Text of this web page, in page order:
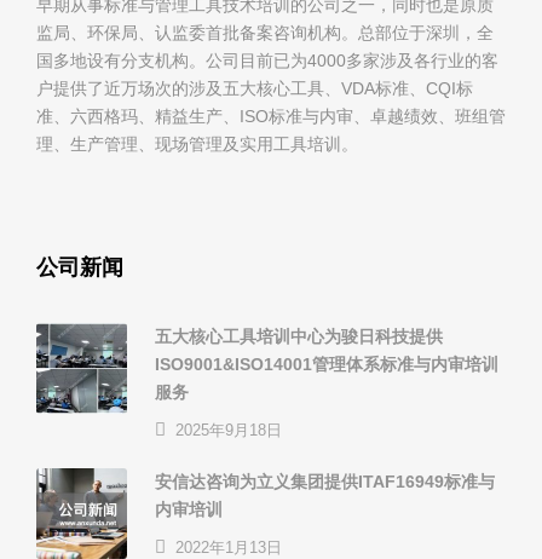
早期从事标准与管理工具技术培训的公司之一，同时也是原质
监局、环保局、认监委首批备案咨询机构。总部位于深圳，全
国多地设有分支机构。公司目前已为4000多家涉及各行业的客
户提供了近万场次的涉及五大核心工具、VDA标准、CQI标
准、六西格玛、精益生产、ISO标准与内审、卓越绩效、班组管
理、生产管理、现场管理及实用工具培训。
公司新闻
五大核心工具培训中心为骏日科技提供
ISO9001&ISO14001管理体系标准与内审培训
服务
2025年9月18日
安信达咨询为立义集团提供ITAF16949标准与
内审培训
2022年1月13日